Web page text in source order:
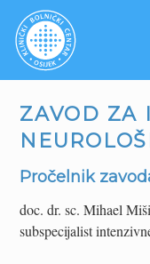
ZAVOD ZA
Pročelnik
doc. dr. sc. Mihael
subspecijalist